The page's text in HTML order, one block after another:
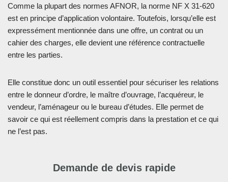
Comme la plupart des normes AFNOR, la norme NF X 31-620
est en principe d’application volontaire. Toutefois, lorsqu’elle est
expressément mentionnée dans une offre, un contrat ou un
cahier des charges, elle devient une référence contractuelle
entre les parties.
Elle constitue donc un outil essentiel pour sécuriser les relations
entre le donneur d’ordre, le maître d’ouvrage, l’acquéreur, le
vendeur, l’aménageur ou le bureau d’études. Elle permet de
savoir ce qui est réellement compris dans la prestation et ce qui
ne l’est pas.
Demande de devis rapide